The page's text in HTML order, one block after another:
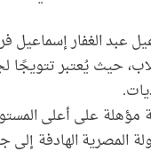
عبد الغفار إسماعيل
حيث يُعتبر تتويجًا
مؤهلة على أعلى
المصرية الهادفة إلى